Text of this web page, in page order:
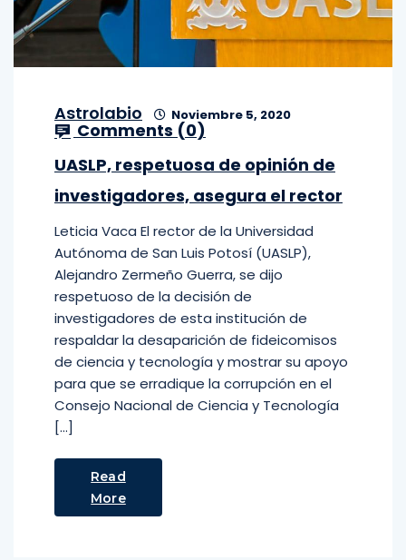
Astrolabio Noviembre 5, 2020
Comments (0)
UASLP, respetuosa de opinión de
investigadores, asegura el rector
Leticia Vaca El rector de la Universidad
Autónoma de San Luis Potosí (UASLP),
Alejandro Zermeño Guerra, se dijo
respetuoso de la decisión de
investigadores de esta institución de
respaldar la desaparición de fideicomisos
de ciencia y tecnología y mostrar su apoyo
para que se erradique la corrupción en el
Consejo Nacional de Ciencia y Tecnología
[…]
Read
More